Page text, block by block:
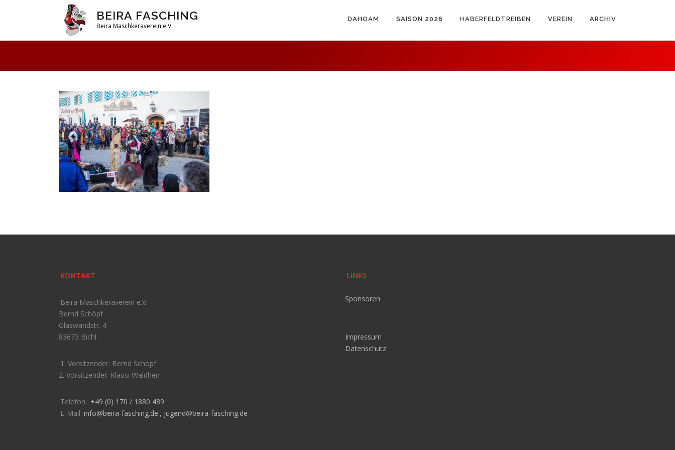
BEIRA FASCHING
Beira Maschkeraverein e.V.
DAHOAM SAISON 2026 HABERFELDTREIBEN VEREIN ARCHIV
KONTAKT
Beira Maschkeraverein e.V.
Bernd Schöpf
Glaswandstr. 4
83673 Bichl
1. Vorsitzender: Bernd Schöpf
2. Vorsitzender: Klausi Waldherr
Telefon: +49 (0) 170 / 1880 489
E-Mail: info@beira-fasching.de , jugend@beira-fasching.de
LINKS
Sponsoren
Impressum
Datenschutz